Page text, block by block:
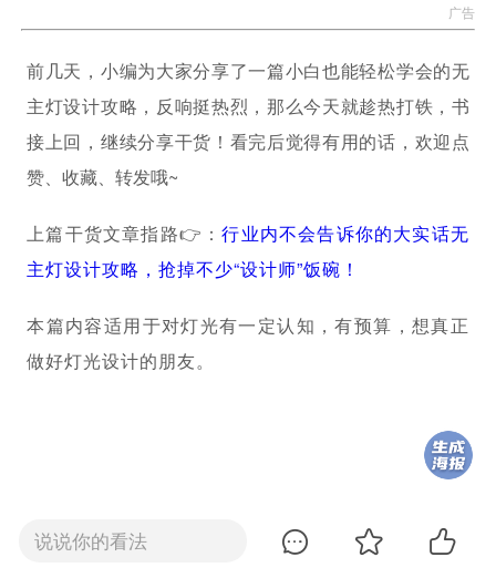
广告
前几天，小编为大家分享了一篇小白也能轻松学会的无
主灯设计攻略，反响挺热烈，那么今天就趁热打铁， 书
接上回， 继续分享干货！看完后觉得有用的话，欢迎点
赞、收藏、转发哦~
上篇干货文章指路👉：行业内不会告诉你的大实话无
主灯设计攻略，抢掉不少“设计师”饭碗！
本篇内容适用于对灯光有一定认知，有预算，想真正
做好灯光设计的朋友。
说说你的看法